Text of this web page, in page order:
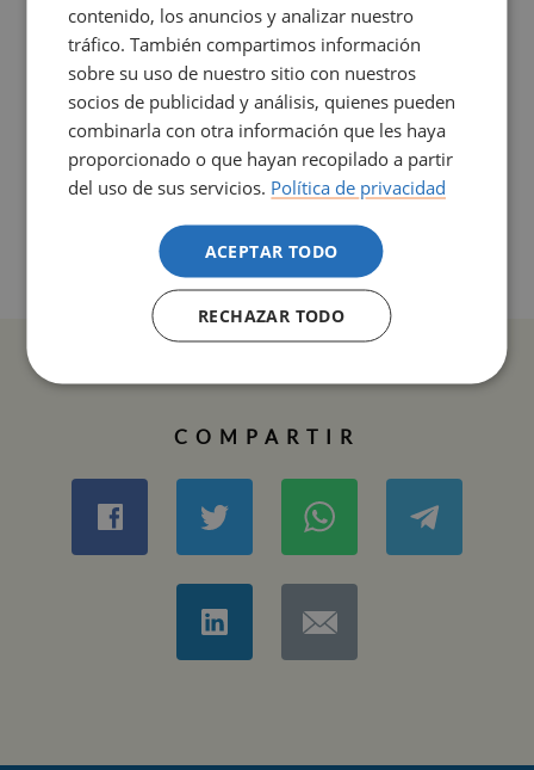
ENLACES RELACIONADOS
Resultat de la Fase II de la Convocatòria d’admissió
2020-2021(PDF 455,04 Kb)
COMPARTIR
contenido, los anuncios y analizar nuestro
tráfico. También compartimos información
sobre su uso de nuestro sitio con nuestros
socios de publicidad y análisis, quienes pueden
combinarla con otra información que les haya
proporcionado o que hayan recopilado a partir
del uso de sus servicios. Política de privacidad
ACEPTAR TODO
RECHAZAR TODO